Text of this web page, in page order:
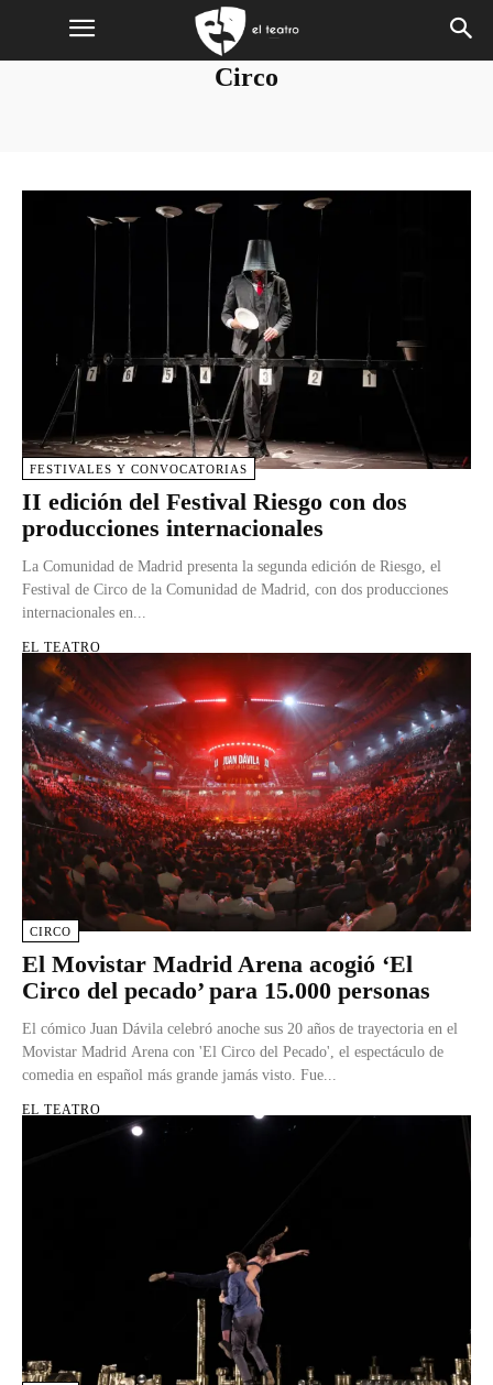
Circo
FESTIVALES Y CONVOCATORIAS
II edición del Festival Riesgo con dos
producciones internacionales
La Comunidad de Madrid presenta la segunda edición de Riesgo, el
Festival de Circo de la Comunidad de Madrid, con dos producciones
internacionales en...
EL TEATRO
CIRCO
El Movistar Madrid Arena acogió ‘El
Circo del pecado’ para 15.000 personas
El cómico Juan Dávila celebró anoche sus 20 años de trayectoria en el
Movistar Madrid Arena con 'El Circo del Pecado', el espectáculo de
comedia en español más grande jamás visto. Fue...
EL TEATRO